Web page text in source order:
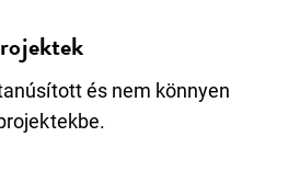
és nem könnyen